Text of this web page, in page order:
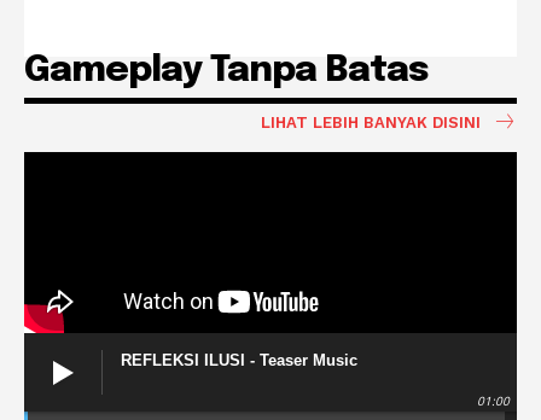
Gameplay Tanpa Batas
LIHAT LEBIH BANYAK DISINI
REFLEKSI ILUSI - Teaser Music
01:00